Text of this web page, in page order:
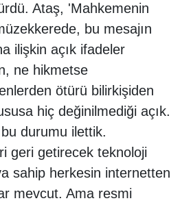
Ataş, 'Mahkemenin
bu mesajın
ilişkin açık ifadeler
ne hikmetse
ötürü bilirkişiden
hiç değinilmediği açık.
durumu ilettik.
geri getirecek teknoloji
sahip herkesin internetten
mevcut. Ama resmi